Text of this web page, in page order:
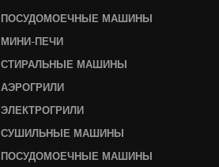
ПОСУДОМОЕЧНЫЕ МАШИНЫ
МИНИ-ПЕЧИ
СТИРАЛЬНЫЕ МАШИНЫ
АЭРОГРИЛИ
ЭЛЕКТРОГРИЛИ
СУШИЛЬНЫЕ МАШИНЫ
ПОСУДОМОЕЧНЫЕ МАШИНЫ